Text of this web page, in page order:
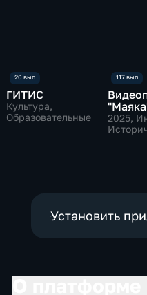
ГИТИС
Культура,
Образовательные
2025,
Установить